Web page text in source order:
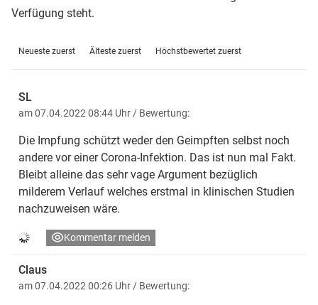
Verfügung steht.
Neueste zuerst Älteste zuerst Höchstbewertet zuerst
SL
am 07.04.2022 08:44 Uhr / Bewertung:
Die Impfung schützt weder den Geimpften selbst noch
andere vor einer Corona-Infektion. Das ist nun mal Fakt.
Bleibt alleine das sehr vage Argument bezüglich
milderem Verlauf welches erstmal in klinischen Studien
nachzuweisen wäre.
Kommentar melden
Claus
am 07.04.2022 00:26 Uhr / Bewertung: